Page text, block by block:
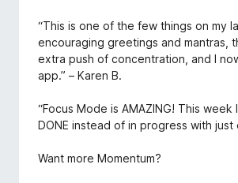
“This is one of the few things on my
encouraging greetings and mantras,
extra push of concentration, and I
app.” – Karen B.
“Focus Mode is AMAZING! This
DONE instead of in progress with
Want more Momentum?